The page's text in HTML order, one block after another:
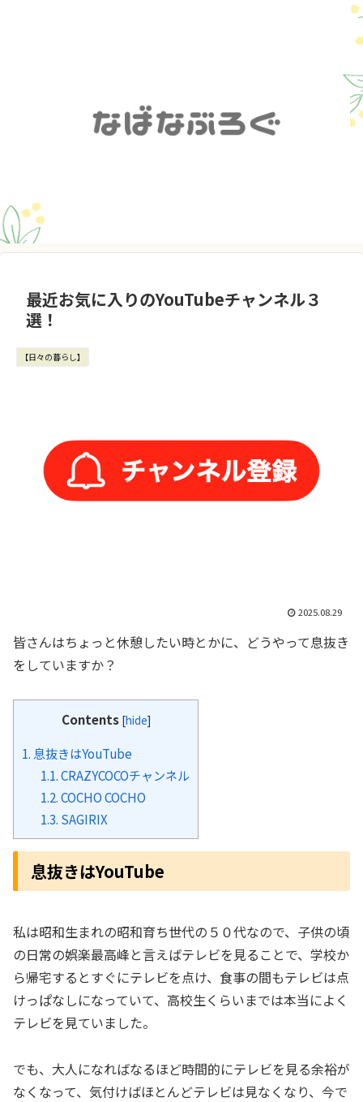
最近お気に入りのYouTubeチャンネル３
選！
【日々の暮らし】
2025.08.29
皆さんはちょっと休憩したい時とかに、どうやって息抜き
をしていますか？
Contents [hide]
1. 息抜きはYouTube
1.1.CRAZYCOCOチャンネル
1.2.COCHO COCHO
1.3. SAGIRIX
息抜きはYouTube
私は昭和生まれの昭和育ち世代の５０代なので、子供の頃
の日常の娯楽最高峰と言えばテレビを見ることで、学校か
ら帰宅するとすぐにテレビを点け、食事の間もテレビは点
けっぱなしになっていて、高校生くらいまでは本当によく
テレビを見ていました。
でも、大人になればなるほど時間的にテレビを見る余裕が
なくなって、気付けばほとんどテレビは見なくなり、今で